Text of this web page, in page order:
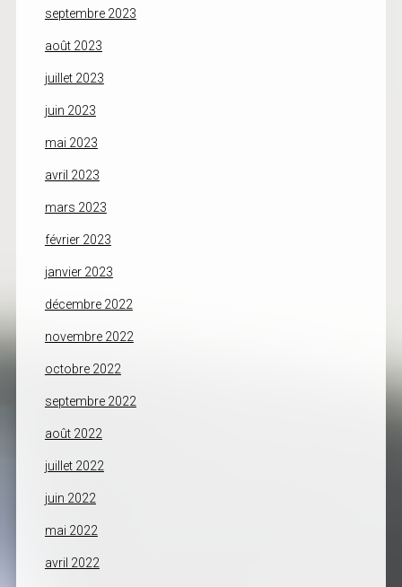
septembre 2023
août 2023
juillet 2023
juin 2023
mai 2023
avril 2023
mars 2023
février 2023
janvier 2023
décembre 2022
novembre 2022
octobre 2022
septembre 2022
août 2022
juillet 2022
juin 2022
mai 2022
avril 2022